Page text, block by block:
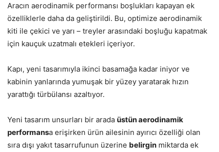
Aracın aerodinamik performansı boşlukları kapayan ek
özelliklerle daha da geliştirildi. Bu, optimize aerodinamik
kiti ile çekici ve yarı – treyler arasındaki boşluğu kapatmak
için kauçuk uzatmalı etekleri içeriyor.
Kapı, yeni tasarımıyla ikinci basamağa kadar iniyor ve
kabinin yanlarında yumuşak bir yüzey yaratarak hızın
yarattığı türbülansı azaltıyor.
Yeni tasarım unsurları bir arada üstün aerodinamik
performansa erişirken ürün ailesinin ayırıcı özelliği olan
sıra dışı yakıt tasarrufunun üzerine belirgin miktarda ek